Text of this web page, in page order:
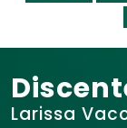
Larissa